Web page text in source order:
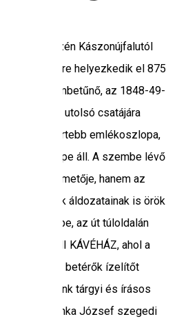
déli részén Kászonújfalutól
délkeletre helyezkedik el 875
szembetűnő, az 1848-49-
egyik utolsó csatájára
legismertebb emlékoszlopa,
jelképe áll. A szembe lévő
temetője, hanem az
támadások áldozatainak is örök
átellenbe, az út túloldalán
TÖRTÉNELMI KÁVÉHÁZ, ahol a
kívül az ide betérők ízelítőt
tárgyi és írásos
Szanka József szegedi